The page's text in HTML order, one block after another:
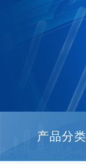
产品分类